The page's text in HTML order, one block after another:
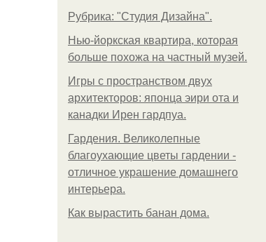
Рубрика: "Студия Дизайна".
Нью-йоркская квартира, которая
больше похожа на частный музей.
Игры с пространством двух
архитекторов: японца эири ота и
канадки Ирен гардпуа.
Гардения. Великолепные
благоухающие цветы гардении -
отличное украшение домашнего
интерьера.
Как вырастить банан дома.